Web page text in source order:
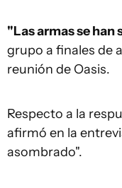
"Las armas se han
grupo a finales de
reunión de Oasis.
Respecto a la
afirmó en la
asombrado".